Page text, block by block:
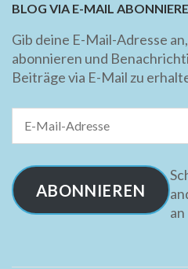
BLOG VIA E-MAIL
Gib deine E-Mail-Adresse
abonnieren und
Beiträge via E-Mail zu
Mail-
ABONNIEREN
an